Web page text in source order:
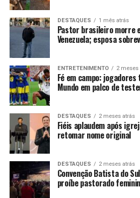
DESTAQUES 1 mês atrás
Pastor brasileiro morre
Venezuela; esposa
ENTRETENIMENTO 2 meses
Fé em campo:
Mundo em palco de
DESTAQUES 2 meses atrás
Fiéis aplaudem após
retomar nome original
DESTAQUES 2 meses atrás
Convenção Batista do
proíbe pastorado